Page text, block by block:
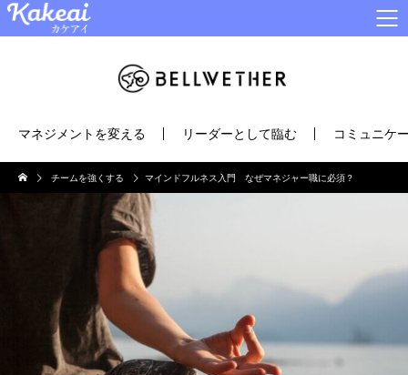
マネジメントを変える リーダーとして臨む コミュニケ
チームを強くする マインドフルネス入門 なぜマネジャー職に必須？